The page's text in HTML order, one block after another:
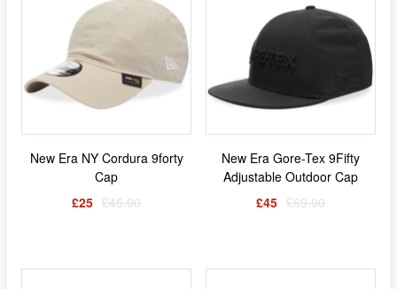
New Era NY Cordura 9forty
Cap
£25 £45.00
New Era Gore-Tex 9Fifty
Adjustable Outdoor Cap
£45 £69.00